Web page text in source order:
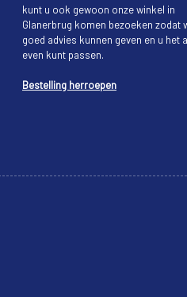
kunt u ook gewoon onze winkel in
Glanerbrug komen bezoeken zodat
goed advies kunnen geven en u het
even kunt passen.
Bestelling herroepen